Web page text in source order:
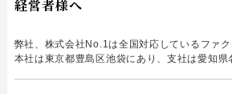
名古屋支店HP
経営者様へ
弊社、株式会社No.1は全国対応しているファク
本社は東京都豊島区池袋にあり、支社は愛知県